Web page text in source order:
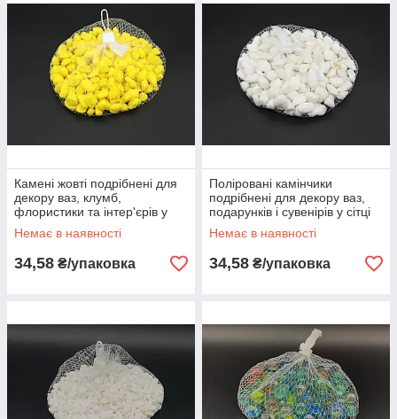
Камені жовті подрібнені для
декору ваз, клумб,
флористики та інтер'єрів у
сітці 0,5 кг, великі
Немає в наявності
34,58 ₴/упаковка
Поліровані камінчики
подрібнені для декору ваз,
подарунків і сувенірів у сітці
0,5 кг, великого розміру, білі
Немає в наявності
34,58 ₴/упаковка